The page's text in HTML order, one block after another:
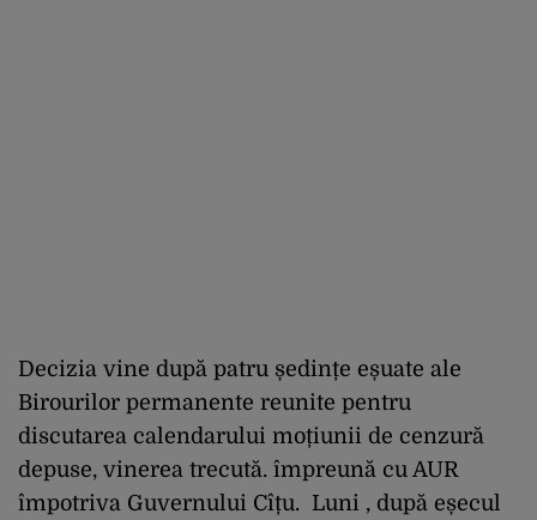
Decizia vine după patru ședințe eșuate ale
Birourilor permanente reunite pentru
discutarea calendarului moțiunii de cenzură
depuse, vinerea trecută. împreună cu AUR
împotriva Guvernului Cîțu. Luni , după eșecul